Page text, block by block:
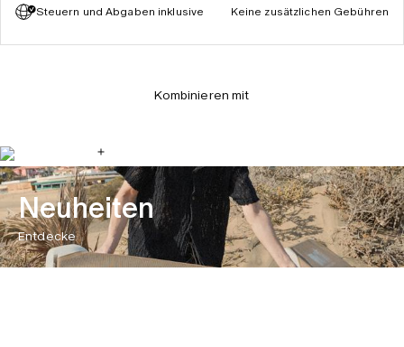
Steuern und Abgaben inklusive Keine zusätzlichen Gebühren
Kombinieren mit
Neuheiten
Entdecke